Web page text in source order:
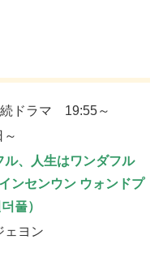
続ドラマ 19:55～
ル、人生はワンダフル
ンセンウン ウォンドプ
풀）
ェヨン